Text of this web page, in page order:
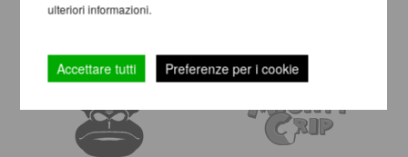
ulteriori informazioni.
Accettare tutti Preferenze per i cookie